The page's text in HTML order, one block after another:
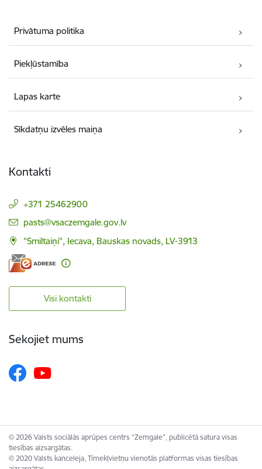
Privātuma politika
Piekļūstamība
Lapas karte
Sīkdatņu izvēles maiņa
Kontakti
+371 25462900
E-pasts:
pasts@vsaczemgale.gov.lv
"Smiltaiņi", Iecava, Bauskas novads, LV-3913
Visi kontakti
Sekojiet mums
© 2026 Valsts sociālās aprūpes centrs “Zemgale”, publicētā satura visas
tiesības aizsargātas.
© 2020 Valsts kanceleja, Tīmekļvietņu vienotās platformas visas tiesības